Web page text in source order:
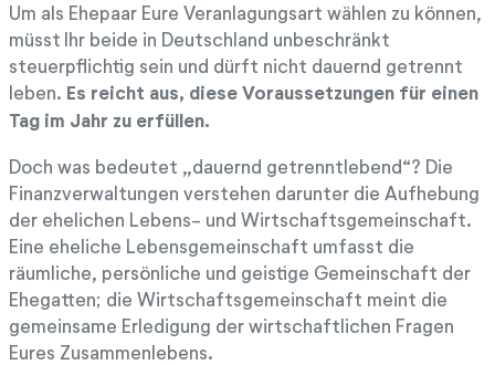
Um als Ehepaar Eure Veranlagungsart wählen zu können,
müsst Ihr beide in Deutschland unbeschränkt
steuerpflichtig sein und dürft nicht dauernd getrennt
leben. Es reicht aus, diese Voraussetzungen für einen
Tag im Jahr zu erfüllen.
Doch was bedeutet „dauernd getrenntlebend“? Die
Finanzverwaltungen verstehen darunter die Aufhebung
der ehelichen Lebens- und Wirtschaftsgemeinschaft.
Eine eheliche Lebensgemeinschaft umfasst die
räumliche, persönliche und geistige Gemeinschaft der
Ehegatten; die Wirtschaftsgemeinschaft meint die
gemeinsame Erledigung der wirtschaftlichen Fragen
Eures Zusammenlebens.